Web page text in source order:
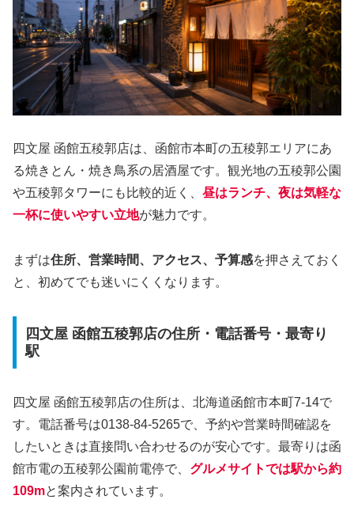
四文屋 函館五稜郭店は、函館市本町の五稜郭エリアにあ
る焼きとん・焼き鳥系の居酒屋です。観光地の五稜郭公園
や五稜郭タワーにも比較的近く、 昼はランチ、夜は気軽な
一杯に使いやすい立地が魅力です。
まずは住所、営業時間、アクセス、予算感を押さえておく
と、初めてでも迷いにくくなります。
四文屋 函館五稜郭店の住所・電話番号・最寄り
駅
四文屋 函館五稜郭店の住所は、北海道函館市本町7-14で
す。電話番号は0138-84-5265で、予約や営業時間確認を
したいときは直接問い合わせるのが安心です。最寄りは函
館市電の五稜郭公園前電停で、 グルメサイトでは駅から約
109mと案内されています。